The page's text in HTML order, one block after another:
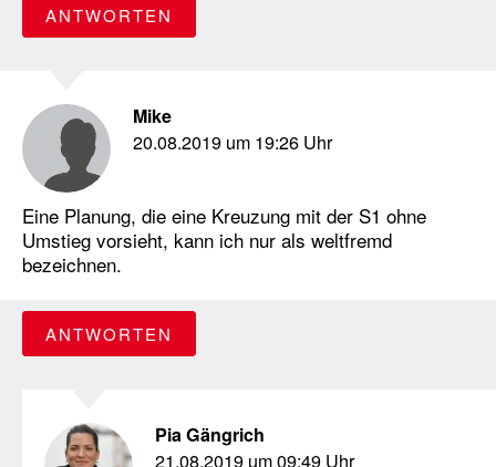
ANTWORTEN
Mike
20.08.2019 um 19:26 Uhr
Eine Planung, die eine Kreuzung mit der S1 ohne
Umstieg vorsieht, kann ich nur als weltfremd
bezeichnen.
ANTWORTEN
Pia Gängrich
21.08.2019 um 09:49 Uhr